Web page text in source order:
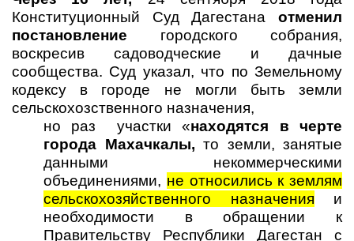
Конституционный Суд Дагестана отменил
постановление городского собрания,
воскресив садоводческие и дачные
сообщества. Суд указал, что по Земельному
кодексу в городе не могли быть земли
сельскохозственного назначения,
но раз участки «находятся в черте
города Махачкалы, то земли, занятые
данными некоммерческими
объединениями, не относились к землям
сельскохозяйственного назначения и
необходимости в обращении к
Правительству Республики Дагестан с